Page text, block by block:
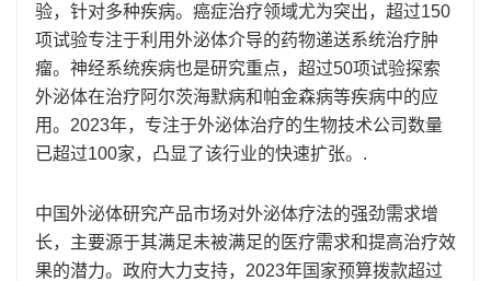
验，针对多种疾病。癌症治疗领域尤为突出，超过150
项试验专注于利用外泌体介导的药物递送系统治疗肿
瘤。神经系统疾病也是研究重点，超过50项试验探索
外泌体在治疗阿尔茨海默病和帕金森病等疾病中的应
用。2023年，专注于外泌体治疗的生物技术公司数量
已超过100家，凸显了该行业的快速扩张。.
中国外泌体研究产品市场对外泌体疗法的强劲需求增
长，主要源于其满足未被满足的医疗需求和提高治疗效
果的潜力。政府大力支持，2023年国家预算拨款超过